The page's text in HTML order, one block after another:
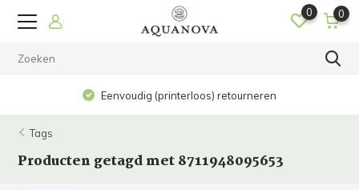
0 0
Eenvoudig (printerloos) retourneren
Tags
Producten getagd met 8711948095653